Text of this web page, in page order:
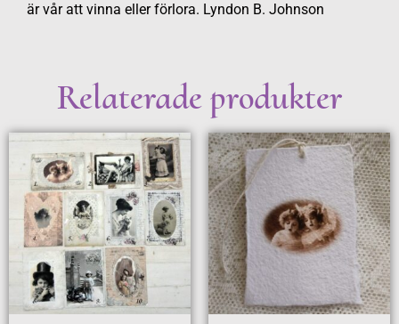
är vår att vinna eller förlora. Lyndon B. Johnson
Relaterade produkter